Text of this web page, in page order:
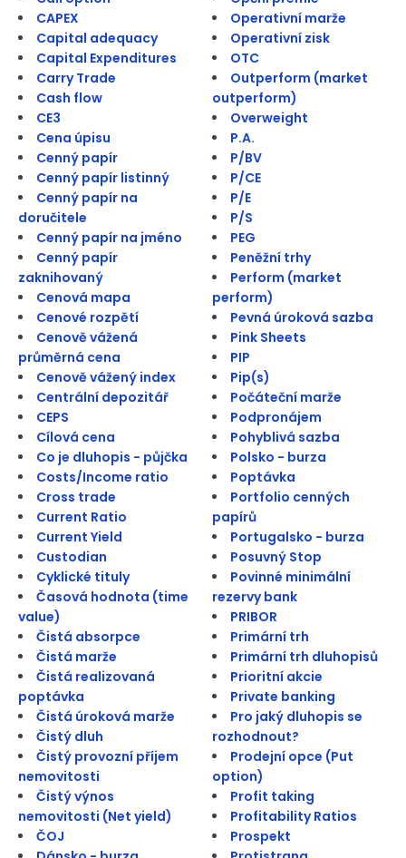
CAPEX
Capital adequacy
Capital Expenditures
Carry Trade
Cash flow
CE3
Cena úpisu
Cenný papír
Cenný papír listinný
Cenný papír na
doručitele
Cenný papír na jméno
Cenný papír
zaknihovaný
Cenová mapa
Cenové rozpětí
Cenově vážená
průměrná cena
Cenově vážený index
Centrální depozitář
CEPS
Cílová cena
Co je dluhopis - půjčka
Costs/Income ratio
Cross trade
Current Ratio
Current Yield
Custodian
Cyklické tituly
Časová hodnota (time
value)
Čistá absorpce
Čistá marže
Čistá realizovaná
poptávka
Čistá úroková marže
Čistý dluh
Čistý provozní příjem
nemovitosti
Čistý výnos
nemovitosti (Net yield)
ČOJ
Operativní marže
Operativní zisk
OTC
Outperform (market
outperform)
Overweight
P.A.
P/BV
P/CE
P/E
P/S
PEG
Peněžní trhy
Perform (market
perform)
Pevná úroková sazba
Pink Sheets
PIP
Pip(s)
Počáteční marže
Podpronájem
Pohyblivá sazba
Polsko - burza
Poptávka
Portfolio cenných
papírů
Portugalsko - burza
Posuvný Stop
Povinné minimální
rezervy bank
PRIBOR
Primární trh
Primární trh dluhopisů
Prioritní akcie
Private banking
Pro jaký dluhopis se
rozhodnout?
Prodejní opce (Put
option)
Profit taking
Profitability Ratios
Prospekt